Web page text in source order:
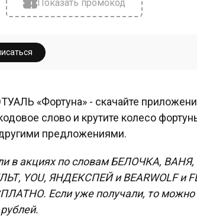
Показать промокод
«Фортуна» - скачайте
слово и крутите колесо
предложениями.
в акциях по словам БЕЛОЧКА,
YOU, ЯНДЕКСПЕЙ и BEARWOLF и
Если уже получали, то можно